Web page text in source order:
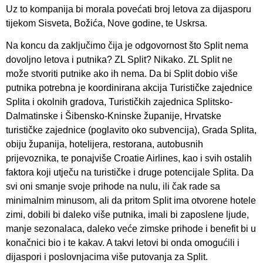
Uz to kompanija bi morala povećati broj letova za dijasporu
tijekom Sisveta, Božića, Nove godine, te Uskrsa.
Na koncu da zaključimo čija je odgovornost što Split nema
dovoljno letova i putnika? ZL Split? Nikako. ZL Split ne
može stvoriti putnike ako ih nema. Da bi Split dobio više
putnika potrebna je koordinirana akcija Turističke zajednice
Splita i okolnih gradova, Turističkih zajednica Splitsko-
Dalmatinske i Šibensko-Kninske županije, Hrvatske
turističke zajednice (poglavito oko subvencija), Grada Splita,
obiju županija, hotelijera, restorana, autobusnih
prijevoznika, te ponajviše Croatie Airlines, kao i svih ostalih
faktora koji utječu na turističke i druge potencijale Splita. Da
svi oni smanje svoje prihode na nulu, ili čak rade sa
minimalnim minusom, ali da pritom Split ima otvorene hotele
zimi, dobili bi daleko više putnika, imali bi zaposlene ljude,
manje sezonalaca, daleko veće zimske prihode i benefit bi u
konačnici bio i te kakav. A takvi letovi bi onda omogućili i
dijaspori i poslovnjacima više putovanja za Split.